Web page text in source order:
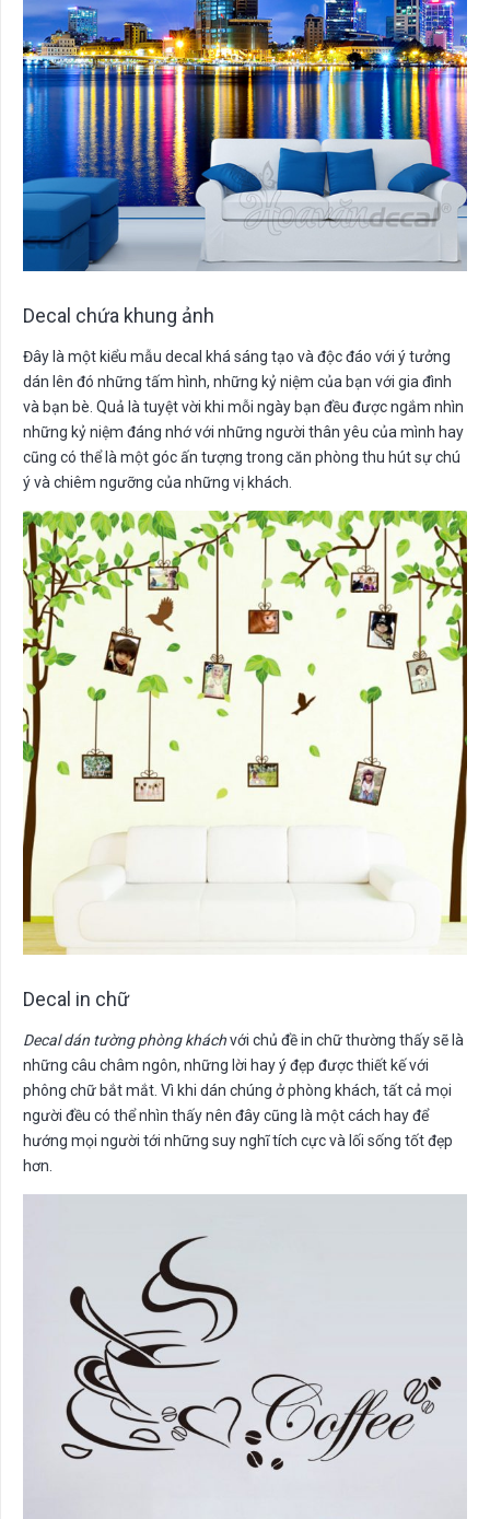
Decal chứa khung ảnh
Đây là một kiểu mẫu decal khá sáng tạo và độc đáo với ý tưởng
dán lên đó những tấm hình, những kỷ niệm của bạn với gia đình
và bạn bè. Quả là tuyệt vời khi mỗi ngày bạn đều được ngắm nhìn
những kỷ niệm đáng nhớ với những người thân yêu của mình hay
cũng có thể là một góc ấn tượng trong căn phòng thu hút sự chú
ý và chiêm ngưỡng của những vị khách.
Decal in chữ
Decal dán tường phòng kháchvới chủ đề in chữ thường thấy sẽ là
những câu châm ngôn, những lời hay ý đẹp được thiết kế với
phông chữ bắt mắt. Vì khi dán chúng ở phòng khách, tất cả mọi
người đều có thể nhìn thấy nên đây cũng là một cách hay để
hướng mọi người tới những suy nghĩ tích cực và lối sống tốt đẹp
hơn.